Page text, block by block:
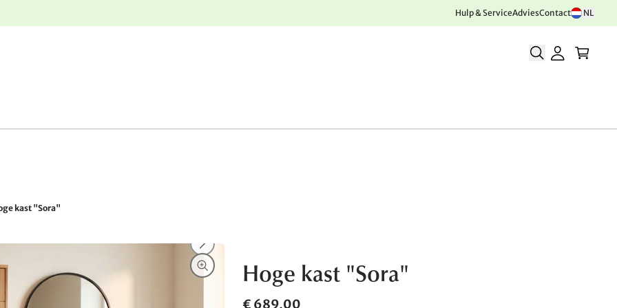
Hulp & ServiceAdviesContact NL
kast "Sora"
Hoge kast "Sora"
€ 689,00